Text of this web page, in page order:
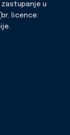
zastupanje u
licence: